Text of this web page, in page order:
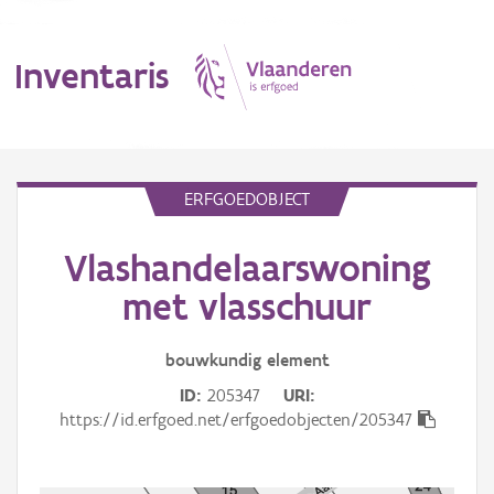
Inventaris
Erfgoedobject
Aanduidingsobject
ERFGOEDOBJECT
Vlashandelaarswoning
met vlasschuur
bouwkundig element
ID 205347
URI
https://id.erfgoed.net/erfgoedobjecten/205347